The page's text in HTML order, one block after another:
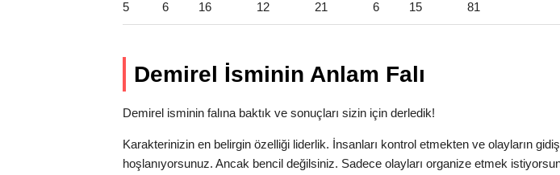
5 6 16 12 21 6 15 81
Demirel İsminin Anlam Falı
Demirel isminin falına baktık ve sonuçları sizin için derledik!
Karakterinizin en belirgin özelliği liderlik. İnsanları kontrol etmekten ve olayların
hoşlanıyorsunuz. Ancak bencil değilsiniz. Sadece olayları organize etmek